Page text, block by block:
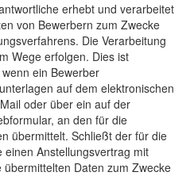
erhebt und verarbeitet
von Bewerbern zum Zwecke
Die Verarbeitung
Wege erfolgen. Dies ist
ein Bewerber
auf dem elektronischen
oder über ein auf der
an den für die
übermittelt. Schließt der für die
einen Anstellungsvertrag mit
Daten zum Zwecke